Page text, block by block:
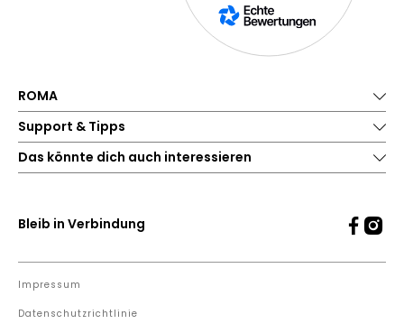
ROMA
Support & Tipps
Das könnte dich auch interessieren
Bleib in Verbindung
Impressum
Datenschutzrichtlinie